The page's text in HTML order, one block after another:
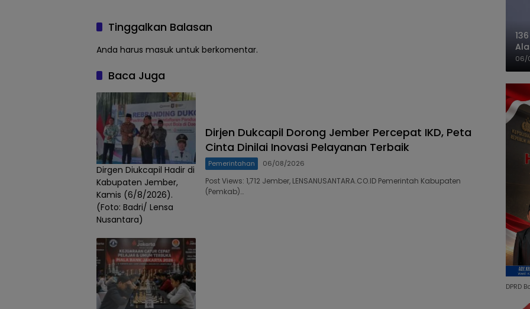
Tinggalkan Balasan
Anda harus masuk untuk berkomentar.
Baca Juga
Dirgen Diukcapil Hadir di
Kabupaten Jember,
Kamis (6/8/2026).
(Foto: Badri/ Lensa
Nusantara)
Dirjen Dukcapil Dorong Jember Percepat IKD, Peta
Cinta Dinilai Inovasi Pelayanan Terbaik
Pemerintahan 06/08/2026
Post Views: 1,712 Jember, LENSANUSANTARA.CO.ID Pemerintah Kabupaten
(Pemkab)…
06/
DPRD